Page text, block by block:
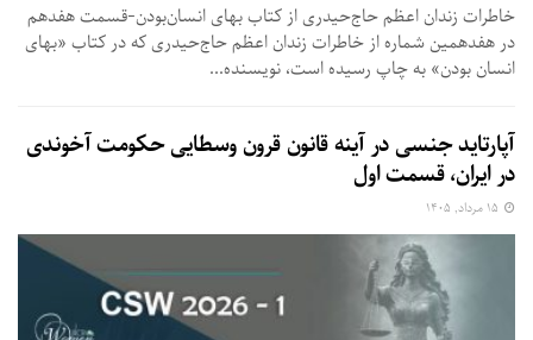
خاطرات زندان اعظم حاج‌حیدری از کتاب بهای انسان‌بودن-قسمت هفدهم
در هفدهمین شماره از خاطرات زندان اعظم حاج‌حیدری که در کتاب «بهای
انسان بودن» به چاپ رسیده است،‌ نویسنده...
آپارتاید جنسی در آینه قانون قرون وسطایی حکومت آخوندی
در ایران، قسمت اول